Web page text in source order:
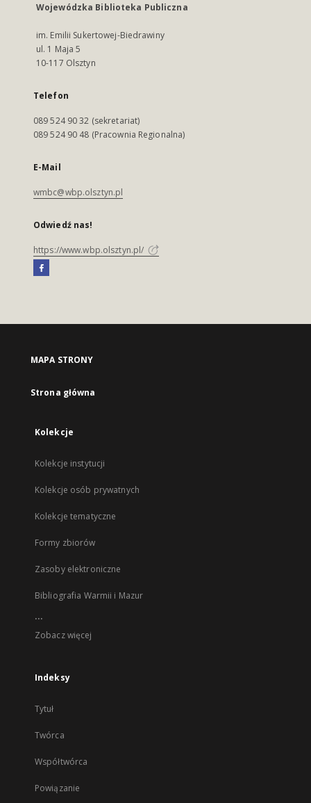
Wojewódzka Biblioteka Publiczna
im. Emilii Sukertowej-Biedrawiny
ul. 1 Maja 5
10-117 Olsztyn
Telefon
089 524 90 32 (sekretariat)
089 524 90 48 (Pracownia Regionalna)
E-Mail
wmbc@wbp.olsztyn.pl
Odwiedź nas!
https://www.wbp.olsztyn.pl/
MAPA STRONY
Strona główna
Kolekcje
Kolekcje instytucji
Kolekcje osób prywatnych
Kolekcje tematyczne
Formy zbiorów
Zasoby elektroniczne
Bibliografia Warmii i Mazur
...
Zobacz więcej
Indeksy
Tytuł
Twórca
Współtwórca
Powiązanie